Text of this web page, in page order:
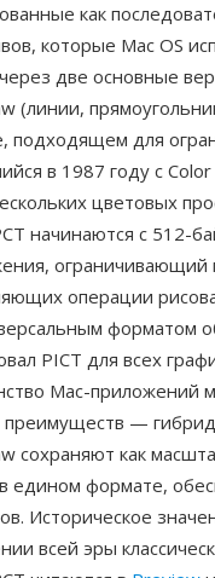
как
которые Mac OS
две основные
(линии,
подходящем для
в 1987 году с
цветовых
начинаются с 512-
ограничивающий
операции
форматом
PICT для всех
Mac-приложений
—
сохраняют как
едином формате,
Историческое
всей эры